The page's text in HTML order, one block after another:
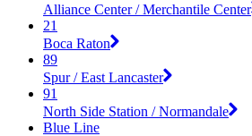
Alliance Center / Merchantile Center
21
Boca Raton
89
Spur / East Lancaster
91
North Side Station / Normandale
Blue Line